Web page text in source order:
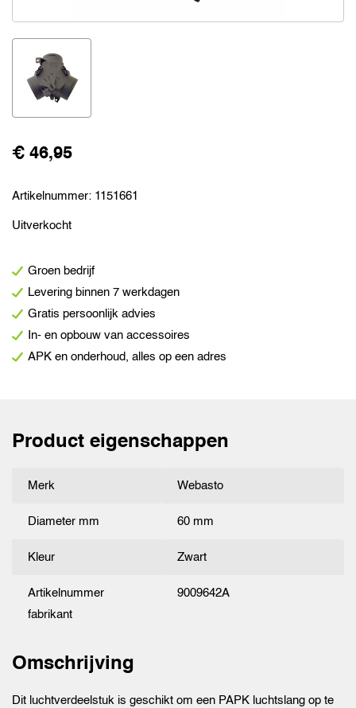
€ 46,95
Artikelnummer: 1151661
Uitverkocht
Groen bedrijf
Levering binnen 7 werkdagen
Gratis persoonlijk advies
In- en opbouw van accessoires
APK en onderhoud, alles op een adres
Product eigenschappen
Merk Webasto
Diameter mm 60 mm
Kleur Zwart
Artikelnummer
fabrikant
9009642A
Omschrijving
Dit luchtverdeelstuk is geschikt om een PAPK luchtslang op te